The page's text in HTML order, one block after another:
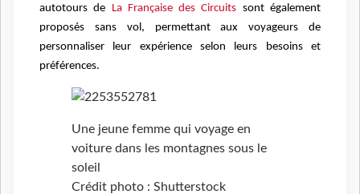
autotours de La Française des Circuits sont également
proposés sans vol, permettant aux voyageurs de
personnaliser leur expérience selon leurs besoins et
préférences.
Une jeune femme qui voyage en
voiture dans les montagnes sous le
soleil
Crédit photo : Shutterstock